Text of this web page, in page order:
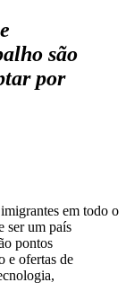
são
por
em todo o
ser um país
pontos
e ofertas de